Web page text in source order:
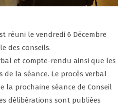
réuni le vendredi 6 Décembre
des conseils.
et compte-rendu ainsi que les
de la séance. Le procès verbal
la prochaine séance de Conseil
délibérations sont publiées